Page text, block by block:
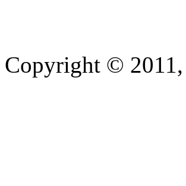
Copyright ©